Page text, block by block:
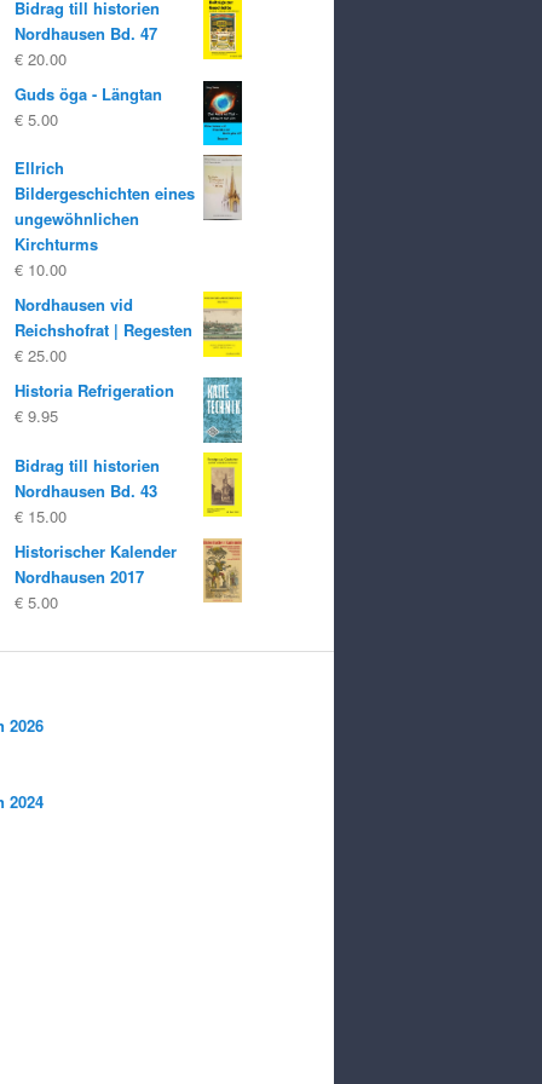
var:
€ 19.80
är:
€ 10.00.
Bidrag till historien
Nordhausen Bd. 47
€ 20.00
Guds öga - Längtan
€ 5.00
Ellrich
Bildergeschichten eines
ungewöhnlichen
Kirchturms
€ 10.00
Nordhausen vid
Reichshofrat | Regesten
€ 25.00
Historia Refrigeration
€ 9.95
Bidrag till historien
Nordhausen Bd. 43
€ 15.00
Historischer Kalender
Nordhausen 2017
€ 5.00
2026
2024